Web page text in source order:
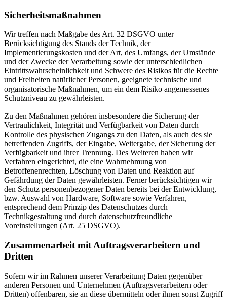
Sicherheitsmaßnahmen
Wir treffen nach Maßgabe des Art. 32 DSGVO unter
Berücksichtigung des Stands der Technik, der
Implementierungskosten und der Art, des Umfangs, der Umstände
und der Zwecke der Verarbeitung sowie der unterschiedlichen
Eintrittswahrscheinlichkeit und Schwere des Risikos für die Rechte
und Freiheiten natürlicher Personen, geeignete technische und
organisatorische Maßnahmen, um ein dem Risiko angemessenes
Schutzniveau zu gewährleisten.
Zu den Maßnahmen gehören insbesondere die Sicherung der
Vertraulichkeit, Integrität und Verfügbarkeit von Daten durch
Kontrolle des physischen Zugangs zu den Daten, als auch des sie
betreffenden Zugriffs, der Eingabe, Weitergabe, der Sicherung der
Verfügbarkeit und ihrer Trennung. Des Weiteren haben wir
Verfahren eingerichtet, die eine Wahrnehmung von
Betroffenenrechten, Löschung von Daten und Reaktion auf
Gefährdung der Daten gewährleisten. Ferner berücksichtigen wir
den Schutz personenbezogener Daten bereits bei der Entwicklung,
bzw. Auswahl von Hardware, Software sowie Verfahren,
entsprechend dem Prinzip des Datenschutzes durch
Technikgestaltung und durch datenschutzfreundliche
Voreinstellungen (Art. 25 DSGVO).
Zusammenarbeit mit Auftragsverarbeitern und
Dritten
Sofern wir im Rahmen unserer Verarbeitung Daten gegenüber
anderen Personen und Unternehmen (Auftragsverarbeitern oder
Dritten) offenbaren, sie an diese übermitteln oder ihnen sonst Zugriff